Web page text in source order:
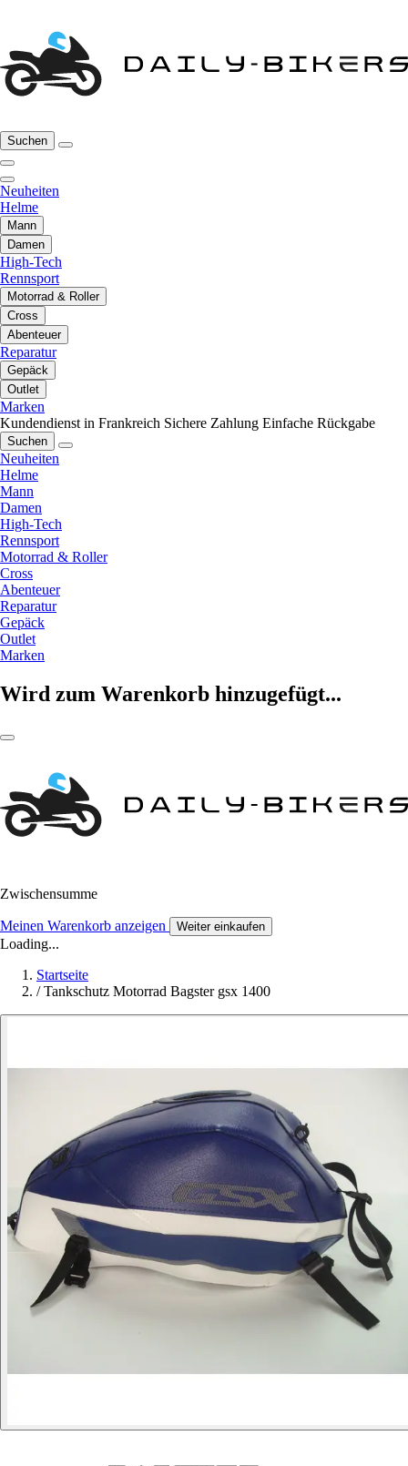
Suchen
Neuheiten
Helme
Mann
Damen
High-Tech
Rennsport
Motorrad & Roller
Cross
Abenteuer
Reparatur
Gepäck
Outlet
Marken
Kundendienst in Frankreich Sichere Zahlung Einfache Rückgabe
Suchen
Neuheiten
Helme
Mann
Damen
High-Tech
Rennsport
Motorrad & Roller
Cross
Abenteuer
Reparatur
Gepäck
Outlet
Marken
Wird zum Warenkorb hinzugefügt...
Zwischensumme
Meinen Warenkorb anzeigen Weiter einkaufen
Loading...
Startseite
/ Tankschutz Motorrad Bagster gsx 1400